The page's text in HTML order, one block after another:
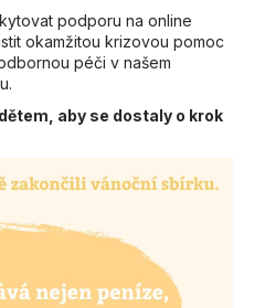
podporu na online
okamžitou krizovou pomoc
péči v našem
aby se dostaly o krok